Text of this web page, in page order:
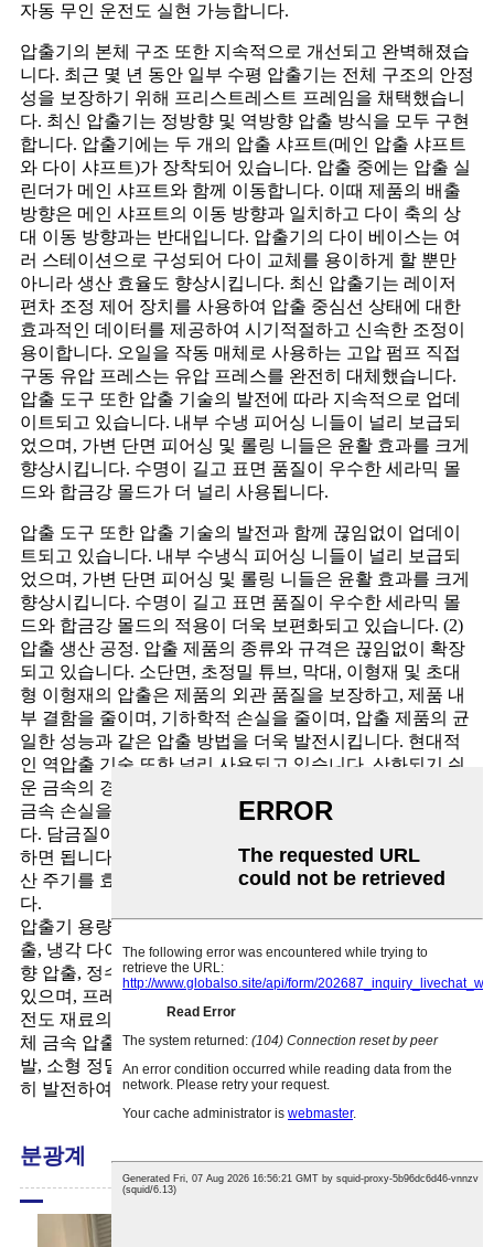
자동 무인 운전도 실현 가능합니다.
압출기의 본체 구조 또한 지속적으로 개선되고 완벽해졌습
니다. 최근 몇 년 동안 일부 수평 압출기는 전체 구조의 안정
성을 보장하기 위해 프리스트레스트 프레임을 채택했습니
다. 최신 압출기는 정방향 및 역방향 압출 방식을 모두 구현
합니다. 압출기에는 두 개의 압출 샤프트(메인 압출 샤프트
와 다이 샤프트)가 장착되어 있습니다. 압출 중에는 압출 실
린더가 메인 샤프트와 함께 이동합니다. 이때 제품의 배출
방향은 메인 샤프트의 이동 방향과 일치하고 다이 축의 상
대 이동 방향과는 반대입니다. 압출기의 다이 베이스는 여
러 스테이션으로 구성되어 다이 교체를 용이하게 할 뿐만
아니라 생산 효율도 향상시킵니다. 최신 압출기는 레이저
편차 조정 제어 장치를 사용하여 압출 중심선 상태에 대한
효과적인 데이터를 제공하여 시기적절하고 신속한 조정이
용이합니다. 오일을 작동 매체로 사용하는 고압 펌프 직접
구동 유압 프레스는 유압 프레스를 완전히 대체했습니다.
압출 도구 또한 압출 기술의 발전에 따라 지속적으로 업데
이트되고 있습니다. 내부 수냉 피어싱 니들이 널리 보급되
었으며, 가변 단면 피어싱 및 롤링 니들은 윤활 효과를 크게
향상시킵니다. 수명이 길고 표면 품질이 우수한 세라믹 몰
드와 합금강 몰드가 더 널리 사용됩니다.
압출 도구 또한 압출 기술의 발전과 함께 끊임없이 업데이
트되고 있습니다. 내부 수냉식 피어싱 니들이 널리 보급되
었으며, 가변 단면 피어싱 및 롤링 니들은 윤활 효과를 크게
향상시킵니다. 수명이 길고 표면 품질이 우수한 세라믹 몰
드와 합금강 몰드의 적용이 더욱 보편화되고 있습니다. (2)
압출 생산 공정. 압출 제품의 종류와 규격은 끊임없이 확장
되고 있습니다. 소단면, 초정밀 튜브, 막대, 이형재 및 초대
형 이형재의 압출은 제품의 외관 품질을 보장하고, 제품 내
부 결함을 줄이며, 기하학적 손실을 줄이며, 압출 제품의 균
일한 성능과 같은 압출 방법을 더욱 발전시킵니다. 현대적
인 역압출 기술 또한 널리 사용되고 있습니다. 산화되기 쉬
운 금속의 경우, 수밀 압출을 채택하여 산세 오염을 줄이고
금속 손실을 줄이며 제품 표면 품질을 향상시킬 수 있습니
다. 담금질이 필요한 압출 제품의 경우, 적절한 온도만 조절
하면 됩니다. 수밀 압출 방식은 이러한 목적을 달성하고 생
산 주기를 효과적으로 단축하며 에너지를 절약할 수 있습니
다.
압출기 용량과 압출 기술이 꾸준히 개선됨에 따라 등온 압
출, 냉각 다이 압출, 고속 압출 등의 정방향 압출 기술, 역방
향 압출, 정수압 압출 등의 현대 압출 기술이 점차 적용되고
있으며, 프레스 및 컨포멀 연속 압출 기술의 실용화, 저온 초
전도 재료의 분말 압출 및 적층 복합 압출 기술의 응용, 반고
체 금속 압출 및 다중 블랭크 압출과 같은 새로운 방법의 개
발, 소형 정밀 부품의 개발, 냉간 압출 성형 기술 등이 급속
히 발전하여 널리 개발 및 적용되고 있습니다.
분광계